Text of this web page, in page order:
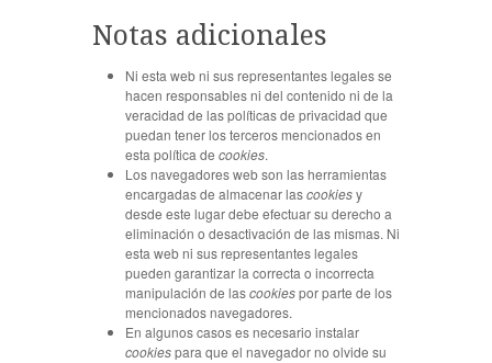
Notas adicionales
Ni esta web ni sus representantes legales se
hacen responsables ni del contenido ni de la
veracidad de las políticas de privacidad que
puedan tener los terceros mencionados en
esta política de cookies.
Los navegadores web son las herramientas
encargadas de almacenar lascookiesy
desde este lugar debe efectuar su derecho a
eliminación o desactivación de las mismas. Ni
esta web ni sus representantes legales
pueden garantizar la correcta o incorrecta
manipulación de lascookiespor parte de los
mencionados navegadores.
En algunos casos es necesario instalar
cookiespara que el navegador no olvide su